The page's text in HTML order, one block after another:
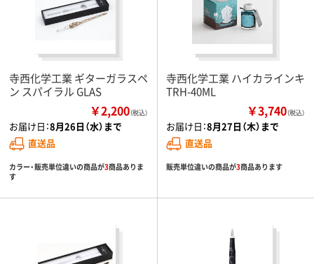
寺西化学工業 ギターガラスペ
ン スパイラル GLAS
￥2,200（税込）
お届け日：8月26日（水）まで
直送品
カラー・販売単位違いの商品が3商品ありま
す
寺西化学工業 ハイカラインキ
TRH-40ML
￥3,740（税込）
お届け日：8月27日（木）まで
直送品
販売単位違いの商品が3商品あります